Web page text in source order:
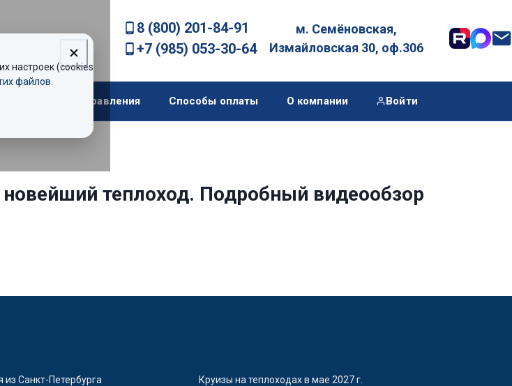
8 (800) 201-84-91
+7 (985) 053-30-64
м. Семёновская,
Измайловская 30, оф.306
Направления Способы оплаты О компании Войти
теплоход. Подробный видеообзор
настроек (cookies).
файлов
Санкт-Петербурга
Круизы на теплоходах в мае 2027 г.